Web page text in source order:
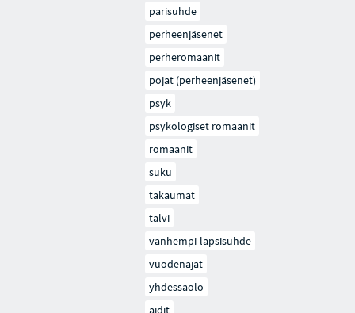
parisuhde
perheenjäsenet
perheromaanit
pojat (perheenjäsenet)
psyk
psykologiset romaanit
romaanit
suku
takaumat
talvi
vanhempi-lapsisuhde
vuodenajat
yhdessäolo
äidit